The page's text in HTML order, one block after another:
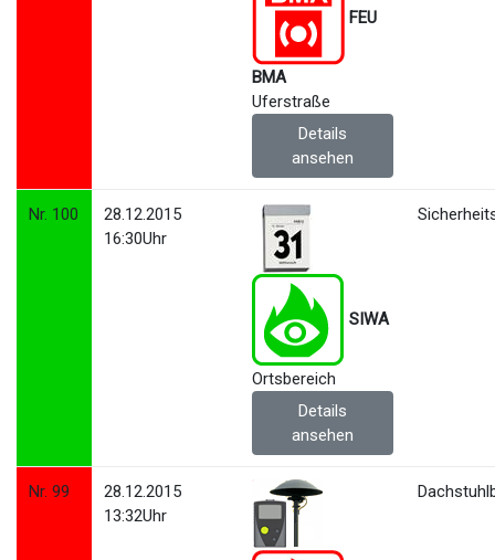
FEU
BMA
Uferstraße
Details
ansehen
Nr. 100
28.12.2015
16:30Uhr
SIWA
Ortsbereich
Details
ansehen
Nr. 99
28.12.2015
13:32Uhr